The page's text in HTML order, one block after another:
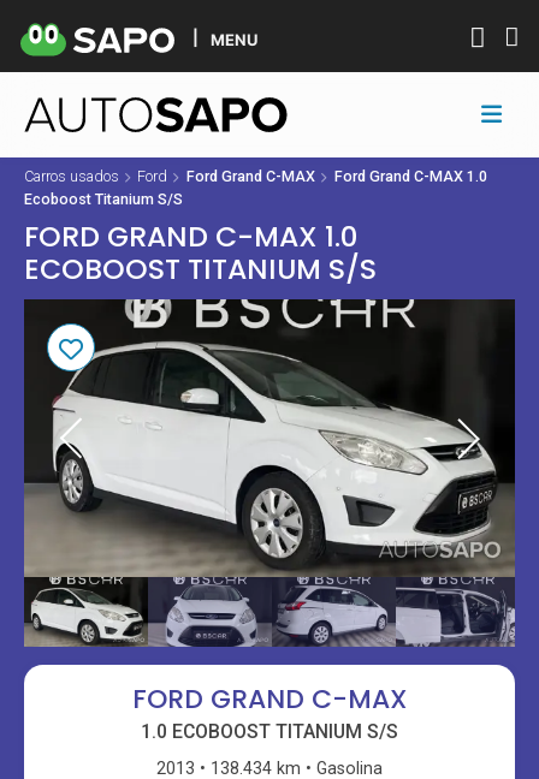
MENU
Carros usados Ford Ford Grand C-MAX
Ford Grand C-MAX 1.0
Ecoboost Titanium S/S
FORD GRAND C-MAX 1.0
ECOBOOST TITANIUM S/S
FORD GRAND C-MAX
1.0 ECOBOOST TITANIUM S/S
2013 138.434 km
Gasolina